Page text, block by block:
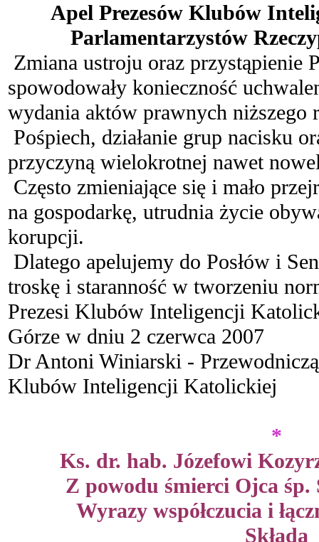
Apel Prezesów Klubów
Parlamentarzystów
Zmiana ustroju oraz przystąpienie
spowodowały konieczność
wydania aktów prawnych niższego
Pośpiech, działanie grup nacisku
przyczyną wielokrotnej nawet
Często zmieniające się i mało
na gospodarkę, utrudnia życie
korupcji.
Dlatego apelujemy do Posłów i
troskę i staranność w tworzeniu
Prezesi Klubów Inteligencji
Górze w dniu 2 czerwca 2007
Dr Antoni Winiarski -
Klubów Inteligencji Katolickiej
*
Ks. dr. hab. Józefowi
Z powodu śmierci Ojca śp.
Wyrazy współczucia i
Składa